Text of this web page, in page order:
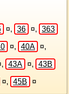
¤, 36 ¤, 363
¤, 40A ¤,
, 43A ¤, 43B
¤, 45B ¤